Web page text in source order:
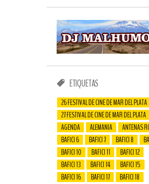
ETIQUETAS
26 FESTIVAL DE CINE DE MAR DEL PLATA
27 FESTIVAL DE CINE DE MAR DEL PLATA
AGENDA
ALEMANIA
ANTENAS
BAFICI 6
BAFICI 7 BAFICI 8
BAFICI 10
BAFICI 11
BAFICI 12
BAFICI 13
BAFICI 14
BAFICI 15
BAFICI 16
BAFICI 17
BAFICI 18